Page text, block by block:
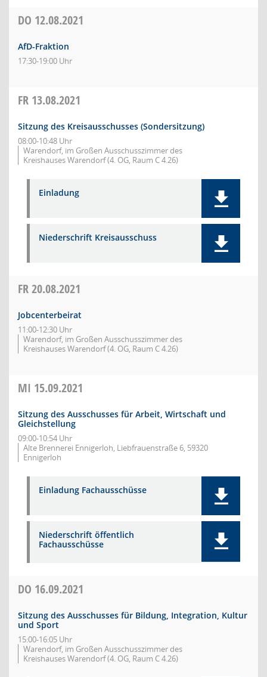
DO 12.08.2021
AfD-Fraktion
17:30-19:00 Uhr
FR 13.08.2021
Sitzung des Kreisausschusses (Sondersitzung)
08:00-10:48 Uhr
Warendorf, im Großen Ausschusszimmer des
Kreishauses Warendorf (4. OG, Raum C 4.26)
Einladung
Niederschrift Kreisausschuss
FR20.08.2021
Jobcenterbeirat
11:00-12:30 Uhr
Warendorf, im Großen Ausschusszimmer des
Kreishauses Warendorf (4. OG, Raum C 4.26)
MI 15.09.2021
Sitzung des Ausschusses für Arbeit, Wirtschaft und
Gleichstellung
09:00-10:54 Uhr
Alte Brennerei Ennigerloh, Liebfrauenstraße 6, 59320
Ennigerloh
Einladung Fachausschüsse
Niederschrift öffentlich
Fachausschüsse
DO 16.09.2021
Sitzung des Ausschusses für Bildung, Integration, Kultur
und Sport
15:00-16:05 Uhr
Warendorf, im Großen Ausschusszimmer des
Kreishauses Warendorf (4. OG, Raum C 4.26)